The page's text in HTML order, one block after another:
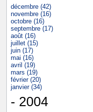
décembre (42)
novembre (16)
octobre (16)
septembre (17)
août (16)
juillet (15)
juin (17)
mai (16)
avril (19)
mars (19)
février (20)
janvier (34)
- 2004